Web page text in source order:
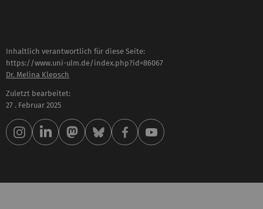
Inhaltlich verantwortlich für diese Seite:
https://www.uni-ulm.de/index.php?id=86067
Dr. Melina Klepsch
Zuletzt bearbeitet:
27 . Februar 2025